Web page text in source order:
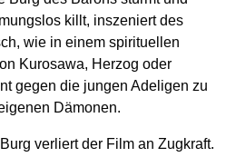
killt, inszeniert des
wie in einem spirituellen
Kurosawa, Herzog oder
gegen die jungen Adeligen zu
Dämonen.
verliert der Film an Zugkraft.